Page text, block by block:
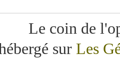
Le coin de
sur Les